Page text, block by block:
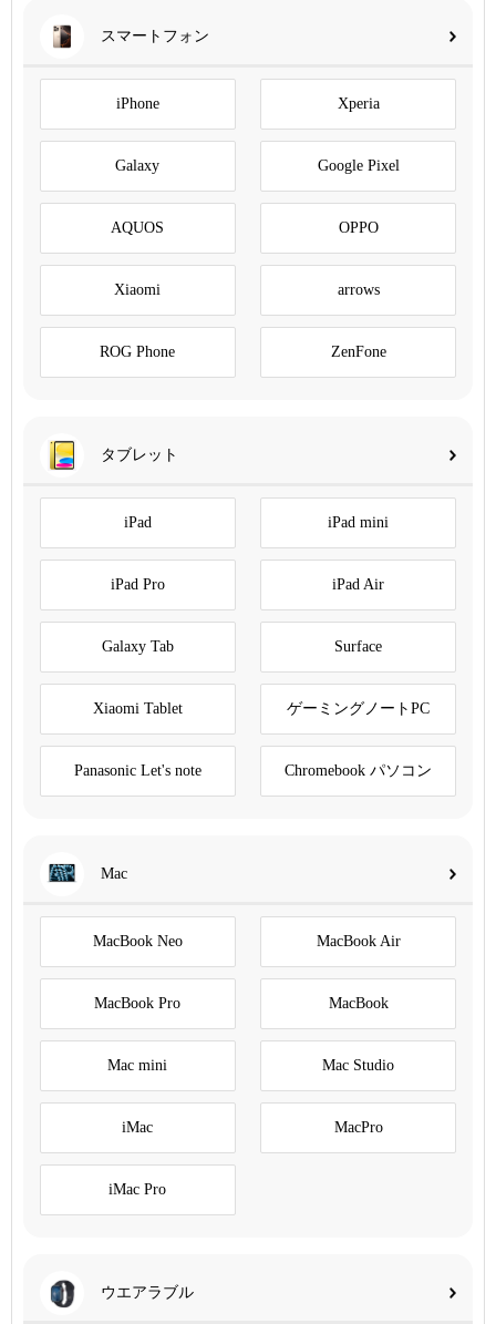
スマートフォン
iPhone Xperia
Galaxy Google Pixel
AQUOS OPPO
Xiaomi arrows
ROG Phone ZenFone
タブレット
iPad iPad mini
iPad Pro iPad Air
Galaxy Tab Surface
Xiaomi Tablet ゲーミングノートPC
Panasonic Let's note Chromebook パソコン
Mac
MacBook Neo MacBook Air
MacBook Pro MacBook
Mac mini Mac Studio
iMac MacPro
iMac Pro
ウエアラブル